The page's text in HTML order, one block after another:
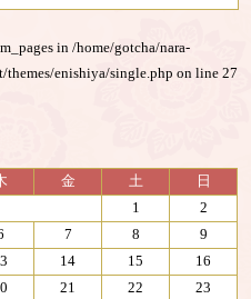
in/home/gotcha/nara-
enishiya/single.php on line27
金 土
日
1
2
7 8
9
14 15
16
21 22
23